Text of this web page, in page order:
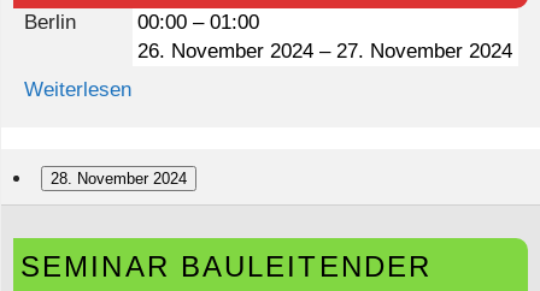
00:00 –01:00
26. November 2024 – 27. November 2024
Berlin
Weiterlesen
28. November 2024
Bauleitender
SEMINAR BAULEITENDER